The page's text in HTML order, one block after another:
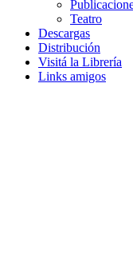
Teatro
Descargas
Distribución
Visitá la Librería
Links amigos